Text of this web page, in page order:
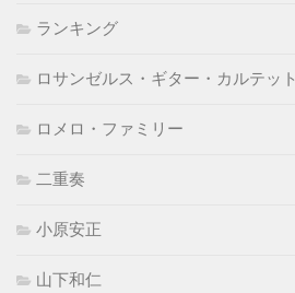
ランキング
ロサンゼルス・ギター・カルテット
ロメロ・ファミリー
二重奏
小原安正
山下和仁